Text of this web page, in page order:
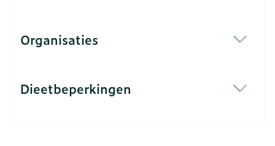
Organisaties
Dieetbeperkingen